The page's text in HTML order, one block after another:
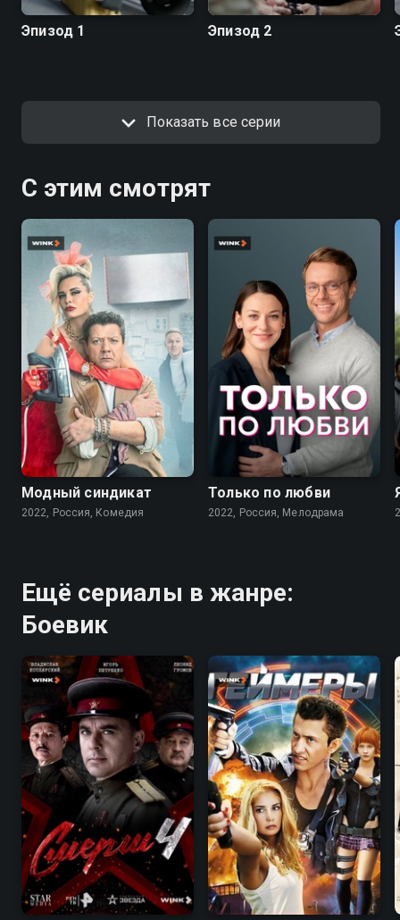
Эпизод 1 Эпизод 2
Показать все серии
С этим смотрят
7.6
Модный синдикат
2022, Россия, Комедия
Только по любви
2022, Россия, Мелодрама
Ещё сериалы в жанре:
Боевик
7.2 6.0 4.2